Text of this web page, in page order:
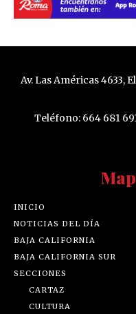
Av. Las Américas 4633,
Teléfono: 664 681
INICIO
NOTICIAS DEL DÍA
BAJA CALIFORNIA
BAJA CALIFORNIA SUR
SECCIONES
CARTAZ
CULTURA